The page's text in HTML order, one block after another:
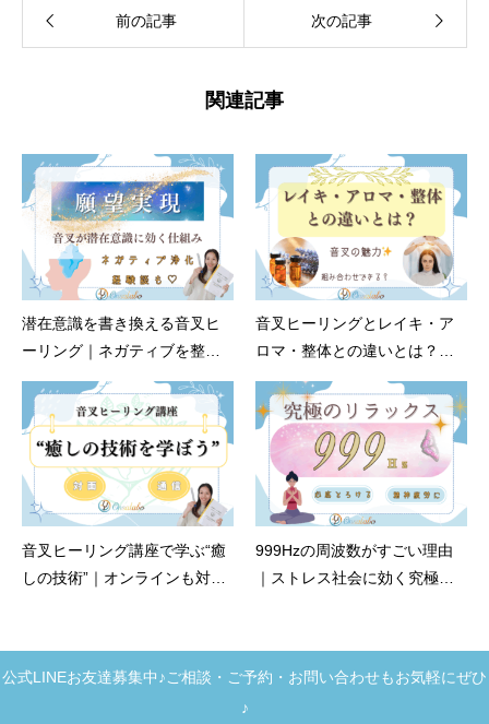
前の記事 次の記事
関連記事
潜在意識を書き換える音叉ヒ
ーリング｜ネガティブを整え
現実を変える
音叉ヒーリングとレイキ・ア
ロマ・整体との違いとは？比
較で見える音叉の魅力
音叉ヒーリング講座で学ぶ“癒
しの技術”｜オンラインも対面
999Hzの周波数がすごい理由
｜ストレス社会に効く究極の
公式LINEお友達募集中♪ご相談・ご予約・お問い合わせもお気軽にぜひ
♪